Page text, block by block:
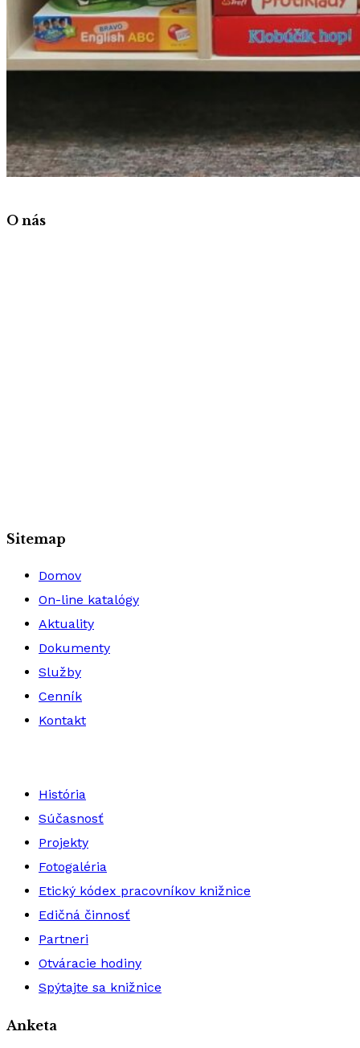
O nás
Sitemap
Domov
On-line katalógy
Aktuality
Dokumenty
Služby
Cenník
Kontakt
História
Súčasnosť
Projekty
Fotogaléria
Etický kódex pracovníkov knižnice
Edičná činnosť
Partneri
Otváracie hodiny
Spýtajte sa knižnice
Anketa